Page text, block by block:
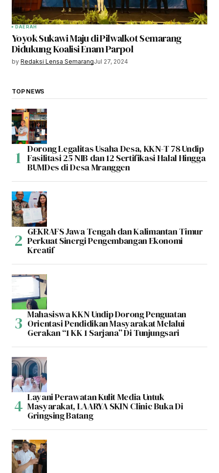
DAERAH
Yoyok Sukawi Maju di Pilwalkot Semarang
Didukung Koalisi Enam Parpol
by Redaksi Lensa SemarangJul 27, 2024
TOP NEWS
Dorong Legalitas Usaha Desa, KKN-T 78 Undip
Fasilitasi 25 NIB dan 12 Sertifikasi Halal Hingga
BUMDes di Desa Mranggen
GEKRAFS Jawa Tengah dan Kalimantan Timur
Perkuat Sinergi Pengembangan Ekonomi
Kreatif
Mahasiswa KKN Undip Dorong Penguatan
Orientasi Pendidikan Masyarakat Melalui
Gerakan “1 KK 1 Sarjana” Di Tunjungsari
Layani Perawatan Kulit Media Untuk
Masyarakat, LAARYA SKIN Clinic Buka Di
Gringsing Batang